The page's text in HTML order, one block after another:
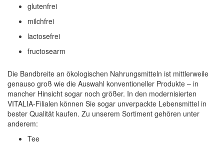
glutenfrei
milchfrei
lactosefrei
fructosearm
Die Bandbreite an ökologischen Nahrungsmitteln ist mittlerweile
genauso groß wie die Auswahl konventioneller Produkte – in
mancher Hinsicht sogar noch größer. In den modernisierten
VITALIA-Filialen können Sie sogar unverpackte Lebensmittel in
bester Qualität kaufen. Zu unserem Sortiment gehören unter
anderem:
Tee